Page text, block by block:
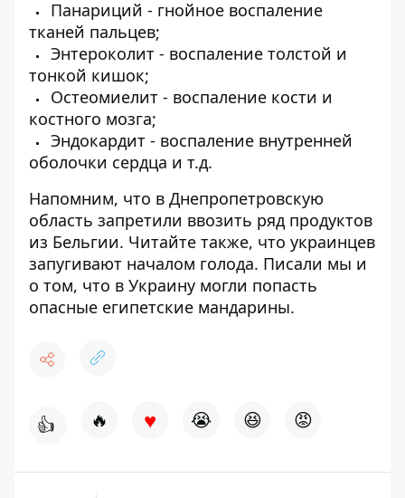
Панариций - гнойное воспаление
тканей пальцев;
Энтероколит - воспаление толстой и
тонкой кишок;
Остеомиелит - воспаление кости и
костного мозга;
Эндокардит - воспаление внутренней
оболочки сердца и т.д.
Напомним, что в Днепропетровскую
область запретили ввозить ряд продуктов
из Бельгии. Читайте также, что украинцев
запугивают началом голода. Писали мы и
о том, что в Украину могли попасть
опасные египетские мандарины.
👍 🔥 ♥ 😭 😆 😡